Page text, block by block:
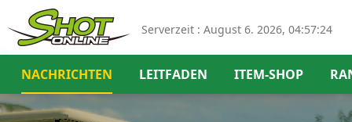
Serverzeit : August 6. 2026, 04:57:25
NACHRICHTEN LEITFADEN ITEM-SHOP